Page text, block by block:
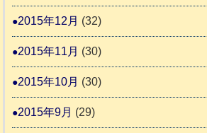
2015年12月 (32)
2015年11月 (30)
2015年10月 (30)
2015年9月 (29)